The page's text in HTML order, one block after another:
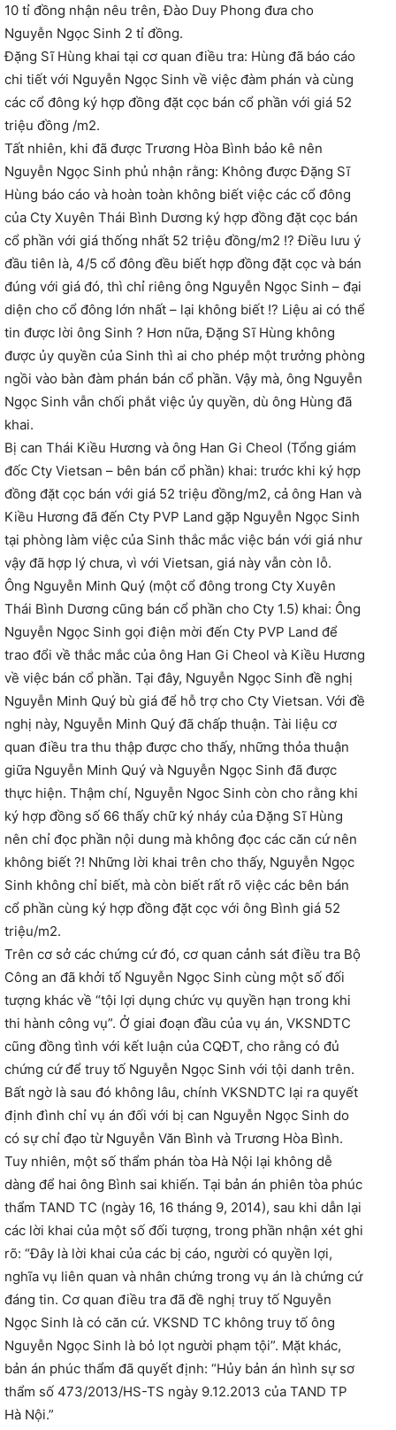
10 tỉ đồng nhận nêu trên, Đào Duy Phong đưa cho
Nguyễn Ngọc Sinh 2 tỉ đồng.
Đặng Sĩ Hùng khai tại cơ quan điều tra: Hùng đã báo cáo
chi tiết với Nguyễn Ngọc Sinh về việc đàm phán và cùng
các cổ đông ký hợp đồng đặt cọc bán cổ phần với giá 52
triệu đồng /m2.
Tất nhiên, khi đã được Trương Hòa Bình bảo kê nên
Nguyễn Ngọc Sinh phủ nhận rằng: Không được Đặng Sĩ
Hùng báo cáo và hoàn toàn không biết việc các cổ đông
của Cty Xuyên Thái Bình Dương ký hợp đồng đặt cọc bán
cổ phần với giá thống nhất 52 triệu đồng/m2 !? Điều lưu ý
đầu tiên là, 4/5 cổ đông đều biết hợp đồng đặt cọc và bán
đúng với giá đó, thì chỉ riêng ông Nguyễn Ngọc Sinh – đại
diện cho cổ đông lớn nhất – lại không biết !? Liệu ai có thể
tin được lời ông Sinh ? Hơn nữa, Đặng Sĩ Hùng không
được ủy quyền của Sinh thì ai cho phép một trưởng phòng
ngồi vào bàn đàm phán bán cổ phần. Vậy mà, ông Nguyễn
Ngọc Sinh vẫn chối phắt việc ủy quyền, dù ông Hùng đã
khai.
Bị can Thái Kiều Hương và ông Han Gi Cheol (Tổng giám
đốc Cty Vietsan – bên bán cổ phần) khai: trước khi ký hợp
đồng đặt cọc bán với giá 52 triệu đồng/m2, cả ông Han và
Kiều Hương đã đến Cty PVP Land gặp Nguyễn Ngọc Sinh
tại phòng làm việc của Sinh thắc mắc việc bán với giá như
vậy đã hợp lý chưa, vì với Vietsan, giá này vẫn còn lỗ.
Ông Nguyễn Minh Quý (một cổ đông trong Cty Xuyên
Thái Bình Dương cũng bán cổ phần cho Cty 1.5) khai: Ông
Nguyễn Ngọc Sinh gọi điện mời đến Cty PVP Land để
trao đổi về thắc mắc của ông Han Gi Cheol và Kiều Hương
về việc bán cổ phần. Tại đây, Nguyễn Ngọc Sinh đề nghị
Nguyễn Minh Quý bù giá để hỗ trợ cho Cty Vietsan. Với đề
nghị này, Nguyễn Minh Quý đã chấp thuận. Tài liệu cơ
quan điều tra thu thập được cho thấy, những thỏa thuận
giữa Nguyễn Minh Quý và Nguyễn Ngọc Sinh đã được
thực hiện. Thậm chí, Nguyễn Ngoc Sinh còn cho rằng khi
ký hợp đồng số 66 thấy chữ ký nháy của Đặng Sĩ Hùng
nên chỉ đọc phần nội dung mà không đọc các căn cứ nên
không biết ?! Những lời khai trên cho thấy, Nguyễn Ngọc
Sinh không chỉ biết, mà còn biết rất rõ việc các bên bán
cổ phần cùng ký hợp đồng đặt cọc với ông Bình giá 52
triệu/m2.
Trên cơ sở các chứng cứ đó, cơ quan cảnh sát điều tra Bộ
Công an đã khởi tố Nguyễn Ngọc Sinh cùng một số đối
tượng khác về “tội lợi dụng chức vụ quyền hạn trong khi
thi hành công vụ”. Ở giai đoạn đầu của vụ án, VKSNDTC
cũng đồng tình với kết luận của CQĐT, cho rằng có đủ
chứng cứ để truy tố Nguyễn Ngọc Sinh với tội danh trên.
Bất ngờ là sau đó không lâu, chính VKSNDTC lại ra quyết
định đình chỉ vụ án đối với bị can Nguyễn Ngọc Sinh do
có sự chỉ đạo từ Nguyễn Văn Bình và Trương Hòa Bình.
Tuy nhiên, một số thẩm phán tòa Hà Nội lại không dễ
dàng để hai ông Bình sai khiến. Tại bản án phiên tòa phúc
thẩm TAND TC (ngày 16, 16 tháng 9, 2014), sau khi dẫn lại
các lời khai của một số đối tượng, trong phần nhận xét ghi
rõ: “Đây là lời khai của các bị cáo, người có quyền lợi,
nghĩa vụ liên quan và nhân chứng trong vụ án là chứng cứ
đáng tin. Cơ quan điều tra đã đề nghị truy tố Nguyễn
Ngọc Sinh là có căn cứ. VKSND TC không truy tố ông
Nguyễn Ngọc Sinh là bỏ lọt người phạm tội”. Mặt khác,
bản án phúc thẩm đã quyết định: “Hủy bản án hình sự sơ
thẩm số 473/2013/HS-TS ngày 9.12.2013 của TAND TP
Hà Nội.”